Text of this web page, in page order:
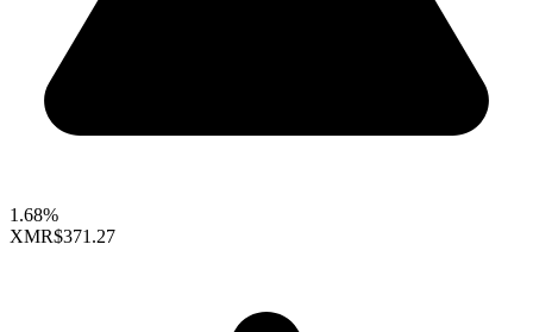
1.68%
XMR$371.27